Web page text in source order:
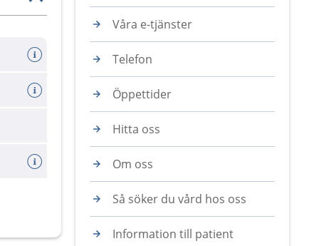
Våra e-tjänster
Telefon
Öppettider
Hitta oss
Om oss
Så söker du vård hos oss
Information till patient